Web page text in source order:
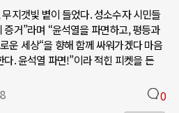
지갯빛 볕이 들었다. 성소수자 시민들
거”라며 “윤석열을 파면하고, 평등과
운 세상“을 향해 함께 싸워가겠다 마음
. 윤석열 파면!”이라 적힌 피켓을 든
0